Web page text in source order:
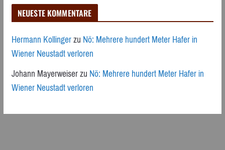
NEUESTE KOMMENTARE
Hermann KollingerzuNö: Mehrere hundert Meter Hafer in
Wiener Neustadt verloren
Johann MayerweiserzuNö: Mehrere hundert Meter Hafer in
Wiener Neustadt verloren